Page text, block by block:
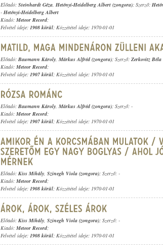
Előadó: Steinhardt Géza, Hetényi-Heidelberg Albert (zongora); Szerző:
- Hetényi-Heidelberg Albert
Kiadó: Meteor Record;
Felvétel ideje: 1908 körül; Közzététel ideje: 1970-01-01
Előadó: Baumann Károly, Márkus Alfréd (zongora); Szerző: Zerkovitz Béla
Kiadó: Meteor Record;
Felvétel ideje: 1907 körül; Közzététel ideje: 1970-01-01
Előadó: Baumann Károly, Márkus Alfréd (zongora); Szerző: -
Kiadó: Meteor Record;
Felvétel ideje: 1907 körül; Közzététel ideje: 1970-01-01
Előadó: Kiss Mihály, Szinegh Viola (zongora); Szerző: -
Kiadó: Meteor Record;
Felvétel ideje: 1908 körül; Közzététel ideje: 1970-01-01
Előadó: Kiss Mihály, Szinegh Viola (zongora); Szerző: -
Kiadó: Meteor Record;
Felvétel ideje: 1908 körül; Közzététel ideje: 1970-01-01